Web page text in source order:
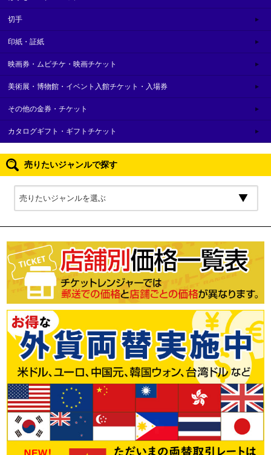
切手
印紙・証紙
映画券・ムビチケ・映画チケット
美術展・博物館・イベント入館チケット・入場券
その他の金券・チケット
カタログギフト・ギフトチケット
売りたいジャンルで探す